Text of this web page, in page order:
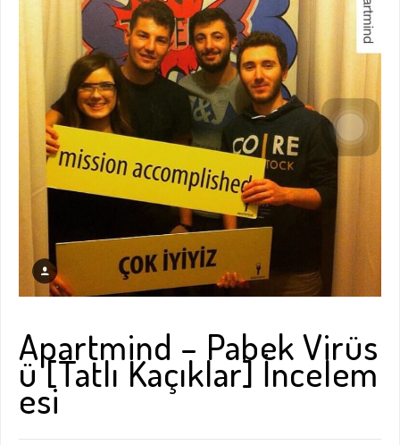
Apartmind – Pabek Virüs
ü [Tatlı Kaçıklar] İncelem
esi